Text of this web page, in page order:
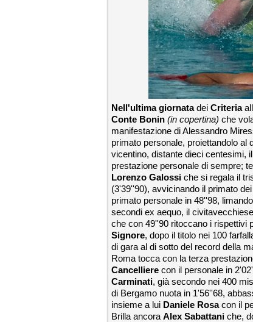
Nell'ultima giornatadei Criteria
Conte Bonin (in copertina) che
manifestazione di Alessandro
primato personale, proiettandolo al
vicentino, distante dieci centesimi,
prestazione personale di sempre;
Lorenzo Galossi che si regala il
(3'39''90), avvicinando il primato
primato personale in 48''98,
secondi ex aequo, il
che con 49''90 ritoccano i rispettivi
Signore, dopo il titolo nei 100
di gara al di sotto del record della
Roma tocca con la terza
Cancelliere con il personale in
Carminati, già secondo nei 400
di Bergamo nuota in 1'56''68,
insieme a lui Daniele Rosacon il
Brilla ancora Alex Sabattani che,